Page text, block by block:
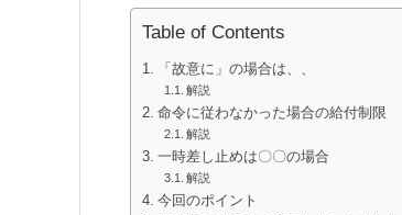
Table of Contents
「故意に」の場合は、、
解説
命令に従わなかった場合の給付制限
解説
一時差し止めは〇〇の場合
解説
今回のポイント